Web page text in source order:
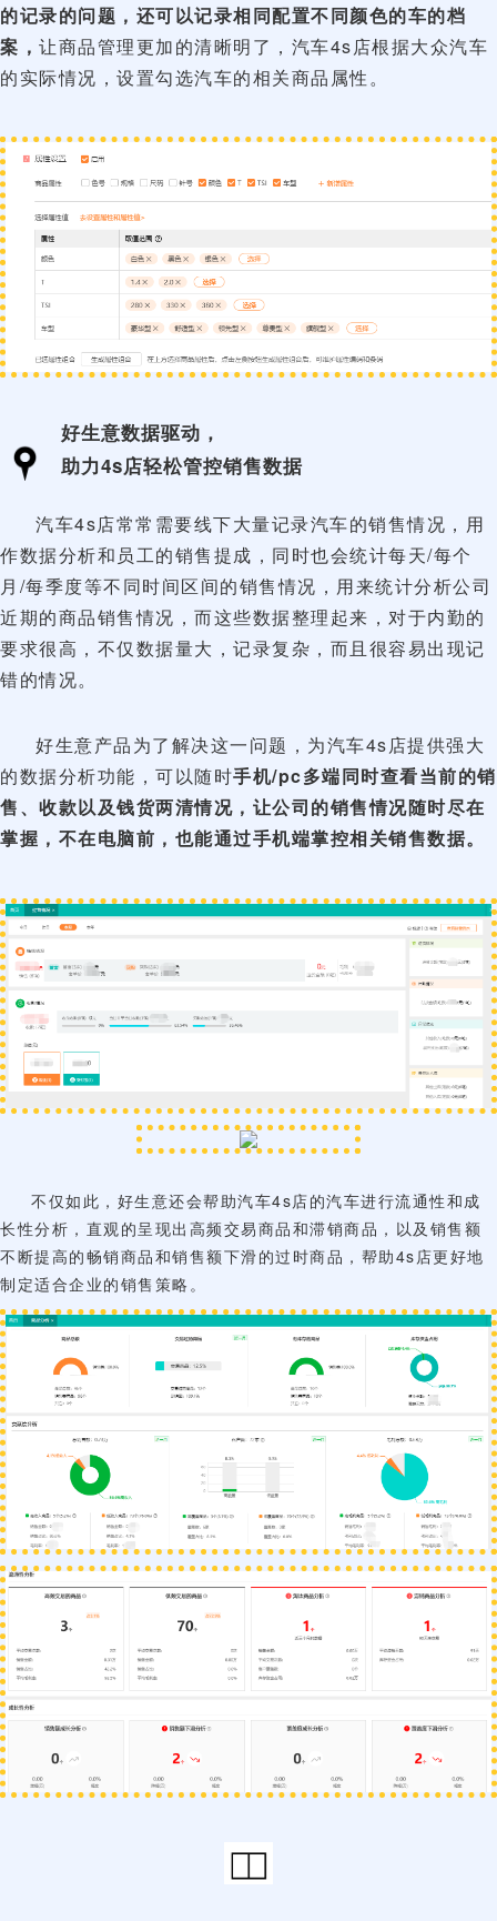
的记录的问题，还可以记录相同配置不同颜色的车的档
案， 让商品管理更加的清晰明了，汽车4s店根据大众汽车
的实际情况，设置勾选汽车的相关商品属性。
好生意数据驱动，
助力4s店轻松管控销售数据
汽车4s店常常需要线下大量记录汽车的销售情况，用
作数据分析和员工的销售提成，同时也会统计每天/每个
月/每季度等不同时间区间的销售情况，用来统计分析公司
近期的商品销售情况，而这些数据整理起来，对于内勤的
要求很高，不仅数据量大，记录复杂，而且很容易出现记
错的情况。
好生意产品为了解决这一问题，为汽车4s店提供强大
的数据分析功能，可以随时手机/pc多端同时查看当前的销
售、收款以及钱货两清情况，让公司的销售情况随时尽在
掌握，不在电脑前，也能通过手机端掌控相关销售数据。
不仅如此，好生意还会帮助汽车4s店的汽车进行流通性和成
长性分析，直观的呈现出高频交易商品和滞销商品，以及销售额
不断提高的畅销商品和销售额下滑的过时商品，帮助4s店更好地
制定适合企业的销售策略。